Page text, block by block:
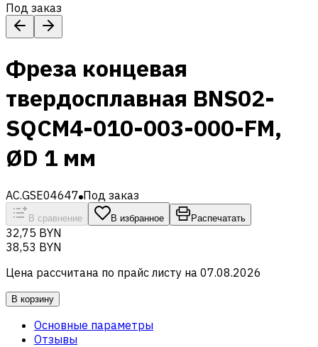
Под заказ
Фреза концевая
твердосплавная BNS02-
SQCM4-010-003-000-FM,
ØD 1 мм
AC.GSE04647 Под заказ
В сравнение В избранное Распечатать
32,75 BYN
38,53 BYN
Цена рассчитана по прайс листу на 07.08.2026
В корзину
Основные параметры
Отзывы